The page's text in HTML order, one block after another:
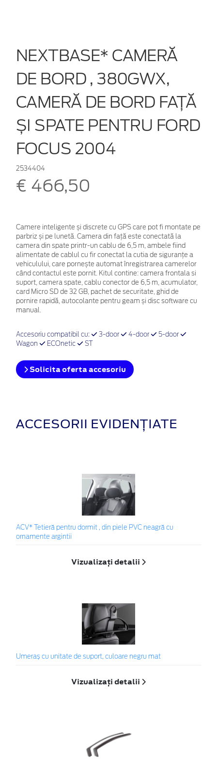
NEXTBASE* CAMERĂ
DE BORD , 380GWX,
CAMERĂ DE BORD FAȚĂ
ȘI SPATE PENTRU FORD
FOCUS 2004
2534404
€ 466,50
Camere inteligente și discrete cu GPS care pot fi montate pe
parbriz și pe lunetă. Camera din față este conectată la
camera din spate printr-un cablu de 6,5 m, ambele fiind
alimentate de cablul cu fir conectat la cutia de siguranțe a
vehiculului, care pornește automat înregistrarea camerelor
când contactul este pornit. Kitul contine: camera frontala si
suport, camera spate, cablu conector de 6,5 m, acumulator,
card Micro SD de 32 GB, pachet de securitate, ghid de
pornire rapidă, autocolante pentru geam și disc software cu
manual.
Accesoriu compatibil cu: 3-door 4-door
5-door
Wagon
ECOnetic ST
Solicita oferta accesoriu
ACCESORII EVIDENȚIATE
ACV* Tetieră pentru dormit , din piele PVC neagră cu
ornamente argintii
Vizualizați detalii
Umeraș cu unitate de suport, culoare negru mat
Vizualizați detalii